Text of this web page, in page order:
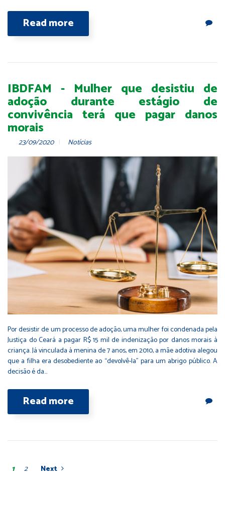
Read more
IBDFAM - Mulher que desistiu de
adoção durante estágio de
convivência terá que pagar danos
morais
23/09/2020 Notícias
Por desistir de um processo de adoção, uma mulher foi condenada pela
Justiça do Ceará a pagar R$ 15 mil de indenização por danos morais à
criança. Já vinculada à menina de 7 anos, em 2010, a mãe adotiva alegou
que a filha era desobediente ao “devolvê-la” para um abrigo público. A
decisão é da…
Read more
1 2 Next